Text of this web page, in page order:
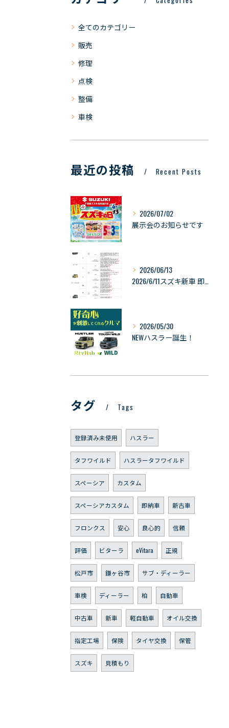
全てのカテゴリー
販売
修理
点検
整備
車検
最近の投稿 Recent Posts
2026/07/02
展示会のお知らせです
2026/06/13
2026/05/30
NEWハスラー誕生！
タグ Tags
登録済み未使用 ハスラー
タフワイルド ハスラータフワイルド
スペーシア カスタム
スペーシアカスタム 即納車 新古車
フロンクス 安心 良心的 信頼
評価 ビターラ eVitara 正規
松戸市 鎌ヶ谷市 サブ・ディーラー
車検 ディーラー 柏 自動車
中古車 新車 軽自動車 オイル交換
指定工場 保険 タイヤ交換 保管
スズキ 見積もり